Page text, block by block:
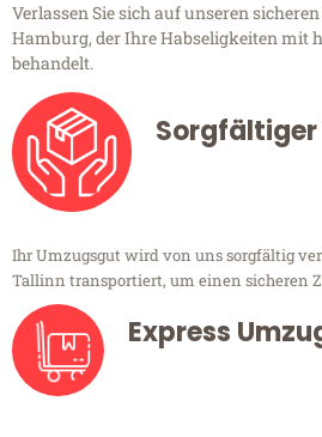
Verlassen Sie sich auf unseren
Hamburg, der Ihre Habseligkeiten mit
behandelt.
Ihr Umzugsgut wird von uns sorgfältig
Tallinn transportiert, um einen sicheren
Express